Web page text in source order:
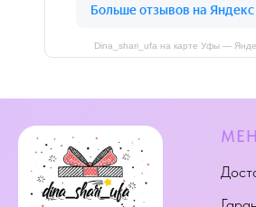
Dina_shari_ufa на карте Уфы —